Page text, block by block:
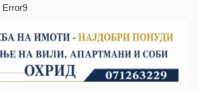
Error9